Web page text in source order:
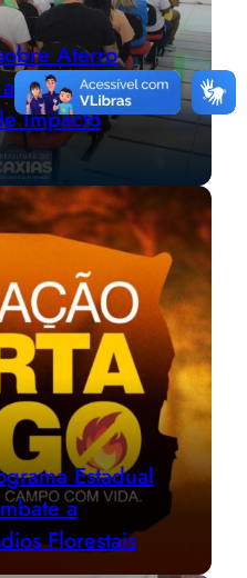
Aterro
Estudo
Impacto
Estadual
a
Florestais